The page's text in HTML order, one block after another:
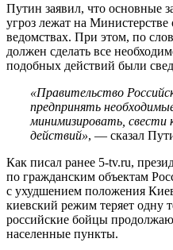
Путин заявил, что основные
угроз лежат на
ведомствах. При этом, по
должен сделать все
подобных действий были
«Правительство
предпринять
минимизировать, свести
действий», — сказал
Как писал ранее 5-tv.ru,
по гражданским объектам
с ухудшением положения
киевский режим теряет одну
российские бойцы
населенные пункты.